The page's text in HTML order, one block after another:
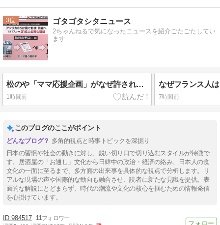
3 ゴタゴタシタニュース
2ちゃんねるで気になったニュースを紹介ごたごたしてい
ます
松のや「ママ応援企画」がなぜ許されない？「窮屈な世の中」に住む不幸、「尊重し合える社会」は遠ざかる一方
1時間前 7時間前
このブログのここがポイント
多角的視点と時事トピックを深掘り
日本の習慣や社会の動きに対し、鋭い切り口で切り込むスタイルが特徴で
す。居酒屋の「お通し」文化から日韓中の政治・経済の絡み、日本人の食
文化の一面に至るまで、多方面の出来事を具体的な視点で分析します。リ
アルな現場の声や国際的な動向も融合させ、読者に新たな見識を提供。表
面的な解説にとどまらず、時代の潮流や文化の核心を掴むための情報発信
を心掛けています。
984517 11